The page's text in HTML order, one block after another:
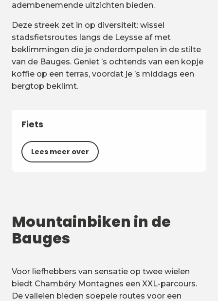
adembenemende uitzichten bieden.
Deze streek zet in op diversiteit: wissel
stadsfietsroutes langs de Leysse af met
beklimmingen die je onderdompelen in de stilte
van de Bauges. Geniet ’s ochtends van een kopje
koffie op een terras, voordat je ’s middags een
bergtop beklimt.
Fiets
Lees meer over
Mountainbiken in de
Bauges
Voor liefhebbers van sensatie op twee wielen
biedt Chambéry Montagnes een XXL-parcours.
De valleien bieden soepele routes voor een